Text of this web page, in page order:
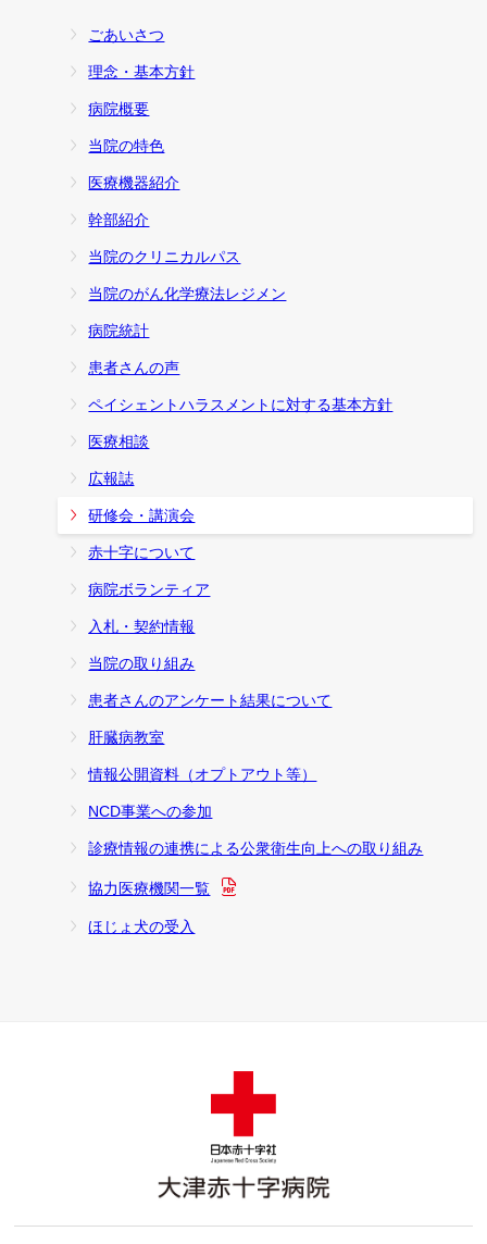
ごあいさつ
理念・基本方針
病院概要
当院の特色
医療機器紹介
幹部紹介
当院のクリニカルパス
当院のがん化学療法レジメン
病院統計
患者さんの声
ペイシェントハラスメントに対する基本方針
医療相談
広報誌
研修会・講演会
赤十字について
病院ボランティア
入札・契約情報
当院の取り組み
患者さんのアンケート結果について
肝臓病教室
情報公開資料（オプトアウト等）
NCD事業への参加
診療情報の連携による公衆衛生向上への取り組み
協力医療機関一覧
ほじょ犬の受入